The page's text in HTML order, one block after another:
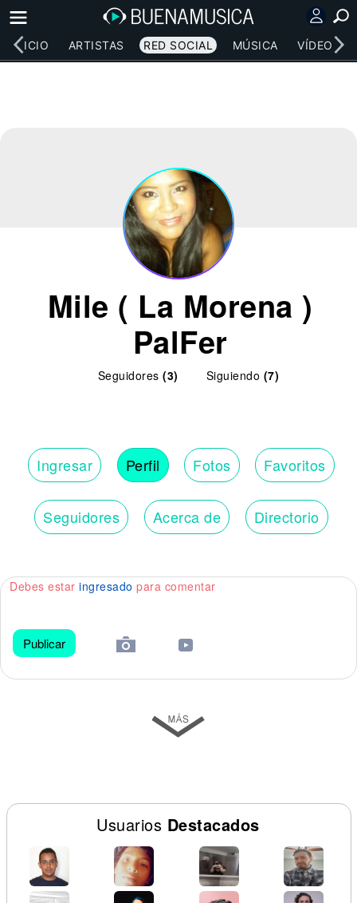
INICIO ARTISTAS RED SOCIAL MÚSICA VÍDEOS
Mile ( La Morena )
PalFer
Seguidores (3) Siguiendo (7)
Ingresar Perfil Fotos Favoritos
Seguidores Acerca de Directorio
Debes estar ingresado para comentar
Publicar
Usuarios Destacados